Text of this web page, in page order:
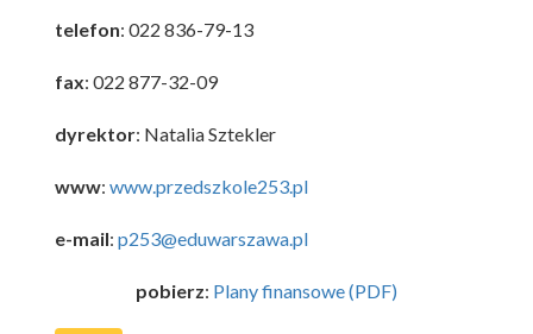
telefon: 022 836-79-13
fax: 022 877-32-09
dyrektor: Natalia Sztekler
www:www.przedszkole253.pl
e-mail:p253@eduwarszawa.pl
pobierz: Plany finansowe (PDF)